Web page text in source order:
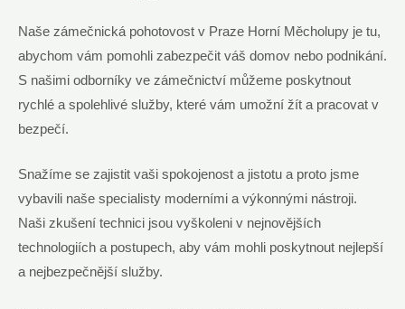
Naše zámečnická pohotovost v Praze Horní Měcholupy je tu,
⁣abychom vám pomohli zabezpečit váš domov nebo podnikání.
S našimi odborníky ve zámečnictví můžeme poskytnout
rychlé a ⁤spolehlivé služby, které vám umožní​ žít a pracovat ‌v
bezpečí.
Snažíme se zajistit vaši spokojenost a jistotu a proto jsme
vybavili naše specialisty moderními a výkonnými ⁤nástroji.
Naši zkušení technici jsou vyškoleni v nejnovějších
technologiích a postupech, aby vám mohli poskytnout nejlepší
a nejbezpečnější služby.